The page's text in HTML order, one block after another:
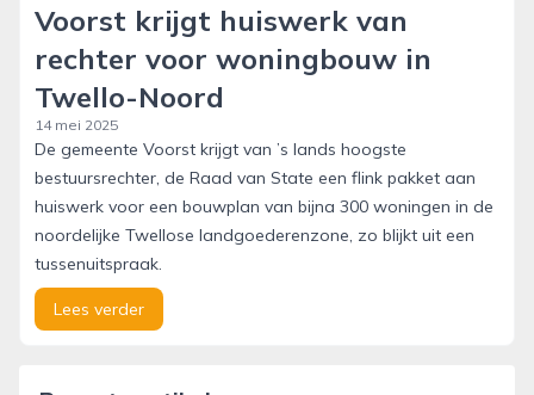
Voorst krijgt huiswerk van
rechter voor woningbouw in
Twello-Noord
14 mei 2025
De gemeente Voorst krijgt van ’s lands hoogste
bestuursrechter, de Raad van State een flink pakket aan
huiswerk voor een bouwplan van bijna 300 woningen in de
noordelijke Twellose landgoederenzone, zo blijkt uit een
tussenuitspraak.
Lees verder